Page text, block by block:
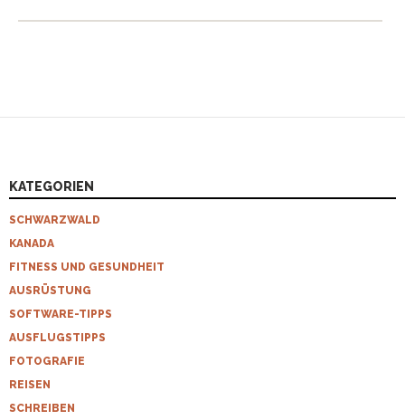
KATEGORIEN
SCHWARZWALD
KANADA
FITNESS UND GESUNDHEIT
AUSRÜSTUNG
SOFTWARE-TIPPS
AUSFLUGSTIPPS
FOTOGRAFIE
REISEN
SCHREIBEN